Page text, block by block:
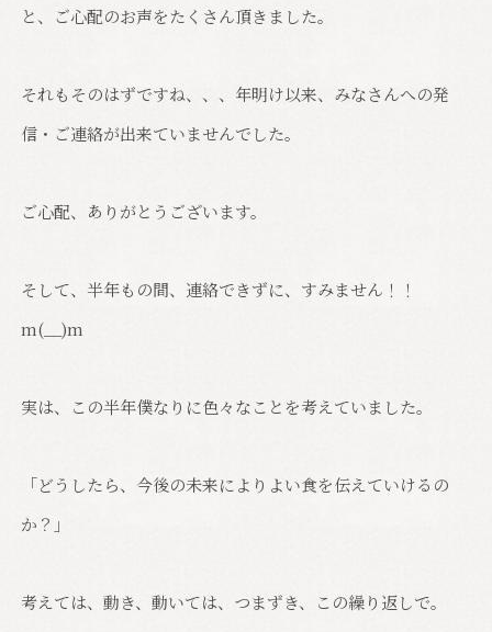
と、ご心配のお声をたくさん頂きました。
それもそのはずですね、、、年明け以来、みなさんへの発
信・ご連絡が出来ていませんでした。
ご心配、ありがとうございます。
そして、半年もの間、連絡できずに、すみません！！
m(__)m
実は、この半年僕なりに色々なことを考えていました。
「どうしたら、今後の未来によりよい食を伝えていけるの
か？」
考えては、動き、動いては、つまずき、この繰り返しで。